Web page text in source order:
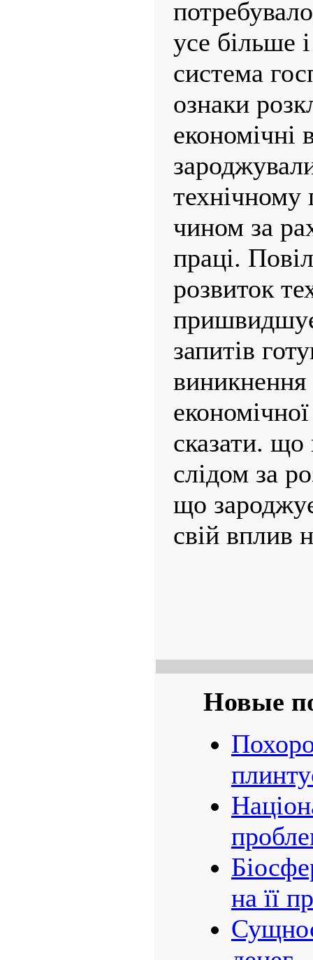
усе більше
система
ознаки
технічному
чином за
праці.
розвиток
запитів
виникнення
сказати. що
слідом за
що
свій вплив
Новые
на її